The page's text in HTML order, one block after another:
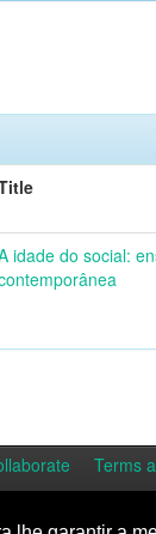
idade do social:
Terms